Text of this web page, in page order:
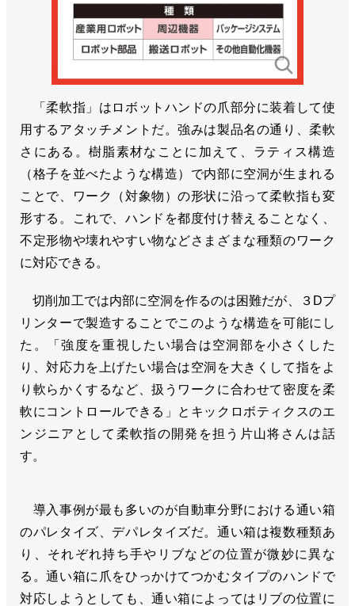
「柔軟指」はロボットハンドの爪部分に装着して使
用するアタッチメントだ。強みは製品名の通り、柔軟
さにある。樹脂素材なことに加えて、ラティス構造
（格子を並べたような構造）で内部に空洞が生まれる
ことで、ワーク（対象物）の形状に沿って柔軟指も変
形する。これで、ハンドを都度付け替えることなく、
不定形物や壊れやすい物などさまざまな種類のワーク
に対応できる。
切削加工では内部に空洞を作るのは困難だが、３Dプ
リンターで製造することでこのような構造を可能にし
た。「強度を重視したい場合は空洞部を小さくした
り、対応力を上げたい場合は空洞を大きくして指をよ
り軟らかくするなど、扱うワークに合わせて密度を柔
軟にコントロールできる」とキックロボティクスのエ
ンジニアとして柔軟指の開発を担う片山将さんは話
す。
導入事例が最も多いのが自動車分野における通い箱
のパレタイズ、デパレタイズだ。通い箱は複数種類あ
り、それぞれ持ち手やリブなどの位置が微妙に異な
る。通い箱に爪をひっかけてつかむタイプのハンドで
対応しようとしても、通い箱によってはリブの位置に